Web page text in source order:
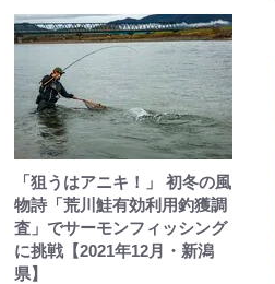
「狙うはアニキ！」 初冬の風
物詩「荒川鮭有効利用釣獲調
査」でサーモンフィッシング
に挑戦【2021年12月・新潟
県】